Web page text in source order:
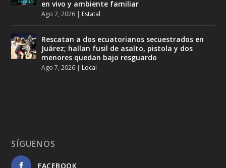
en vivo y ambiente familiar
Ago 7, 2026 | Estatal
Rescatan a dos ecuatorianos secuestrados en
Juárez; hallan fusil de asalto, pistola y dos
menores quedan bajo resguardo
Ago 7, 2026 | Local
SÍGUENOS
FACEBOOK